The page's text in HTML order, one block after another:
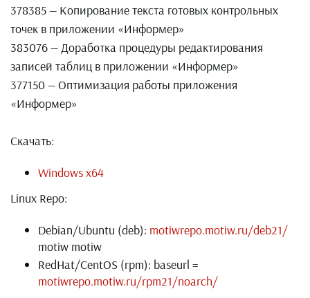
378385 — Копирование текста готовых контрольных
точек в приложении «Информер»
383076 — Доработка процедуры редактирования
записей таблиц в приложении «Информер»
377150 — Оптимизация работы приложения
«Информер»
Скачать:
Windows x64
Linux Repo:
Debian/Ubuntu (deb): motiwrepo.motiw.ru/deb21/
motiw motiw
RedHat/CentOS (rpm): baseurl =
motiwrepo.motiw.ru/rpm21/noarch/